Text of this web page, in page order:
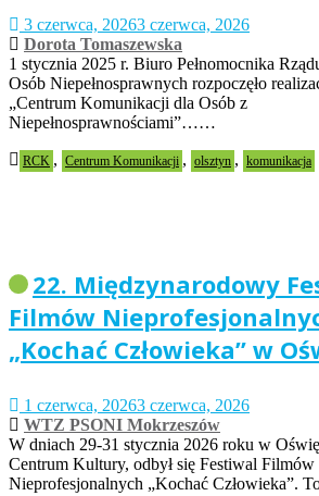
3 czerwca, 20263 czerwca, 2026
Dorota Tomaszewska
1 stycznia 2025 r. Biuro Pełnomocnika
Osób Niepełnosprawnych rozpoczęło
„Centrum Komunikacji dla Osób z
Niepełnosprawnościami”……
RCK , Centrum Komunikacji , olsztyn , komunikacja
22. Międzynarodowy
Filmów
„Kochać Człowieka” w
1 czerwca, 20263 czerwca, 2026
WTZ PSONI Mokrzeszów
W dniach 29-31 stycznia 2026 roku w
Centrum Kultury, odbył się Festiwal Filmów
Nieprofesjonalnych „Kochać Człowieka”.